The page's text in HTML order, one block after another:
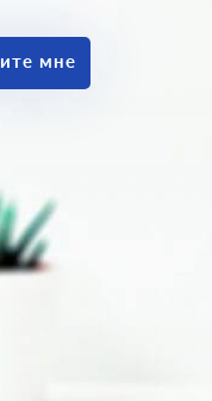
мне